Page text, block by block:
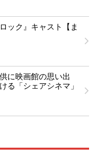
ック』キャスト【ま
に映画館の思い出
る「シェアシネマ」